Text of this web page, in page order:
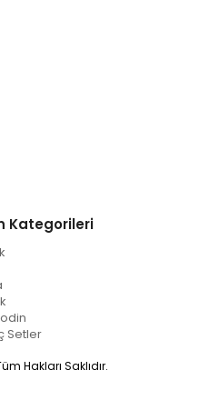
Kategorileri
Setler
Hakları Saklıdır.